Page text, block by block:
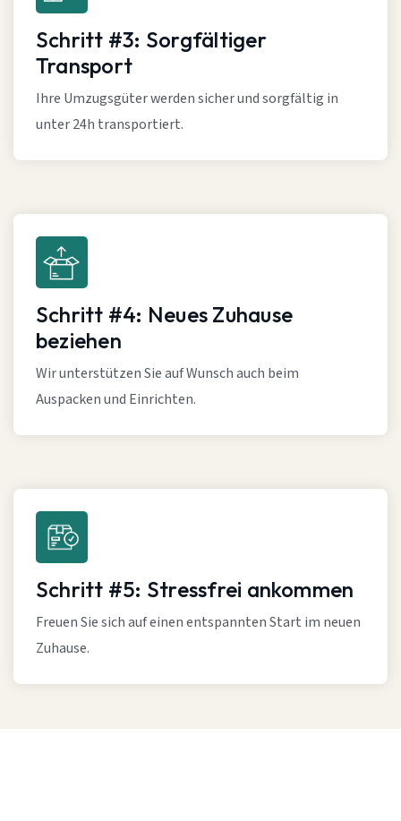
Schritt #3: Sorgfältiger
Transport
Ihre Umzugsgüter werden sicher und sorgfältig in
unter 24h transportiert.
Schritt #4: Neues Zuhause
beziehen
Wir unterstützen Sie auf Wunsch auch beim
Auspacken und Einrichten.
Schritt #5: Stressfrei ankommen
Freuen Sie sich auf einen entspannten Start im neuen
Zuhause.